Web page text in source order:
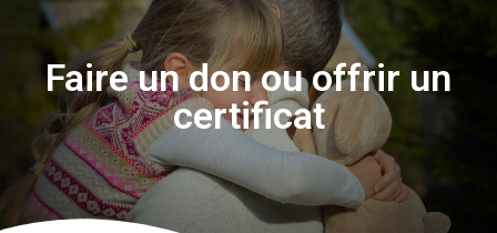
Faire un don ou offrir un
certificat